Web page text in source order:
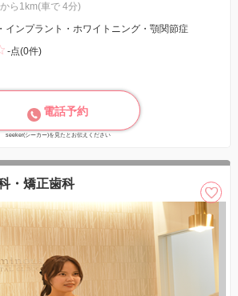
ら1km(車で 4分)
インプラント・ホワイトニング・顎関節症
-点(0件)
電話予約
seeker(シーカー)を見たとお伝えください
・矯正歯科